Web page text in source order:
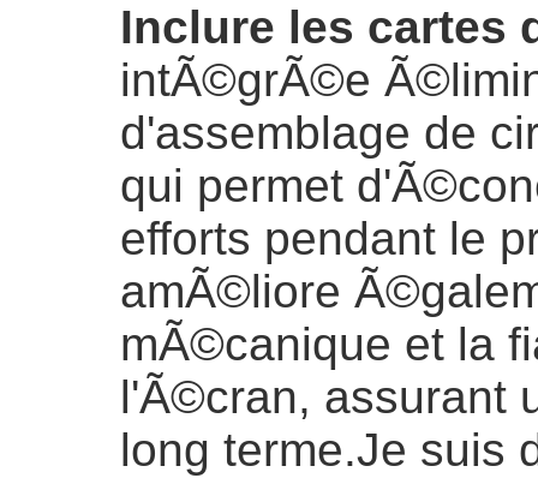
Inclure les cartes
intÃ©grÃ©e
d'assemblage de
qui permet
efforts pendant le
amÃ©liore
mÃ©canique et la
l'Ã©cran, assurant
long terme.Je suis